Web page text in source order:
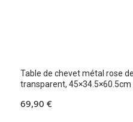
Table de chevet métal rose
transparent, 45×34.5×60.5cm
69,90 €